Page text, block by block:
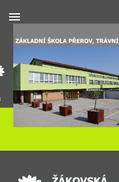
Skip to main content